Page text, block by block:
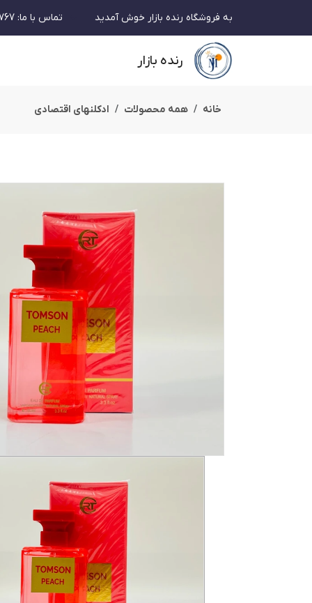
به فروشگاه رنده بازار خوش آمدید تماس با ما:
رنده بازار
خانه همه محصولات ادکلنهای اقتصادی